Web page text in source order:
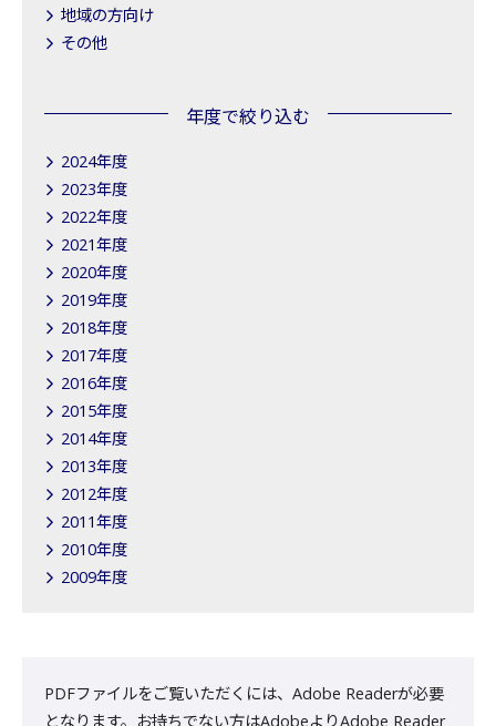
地域の方向け
その他
年度で絞り込む
2024年度
2023年度
2022年度
2021年度
2020年度
2019年度
2018年度
2017年度
2016年度
2015年度
2014年度
2013年度
2012年度
2011年度
2010年度
2009年度
PDFファイルをご覧いただくには、Adobe Readerが必要
となります。お持ちでない方はAdobeよりAdobe Reader